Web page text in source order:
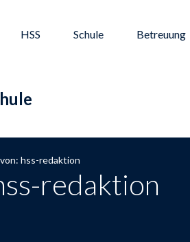
HSS Schule Betreuung
hss-redaktion
redaktion